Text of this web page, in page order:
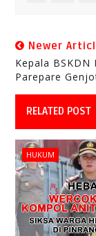
Newer
Kepala
Parepare
RELATED POST
HUKUM